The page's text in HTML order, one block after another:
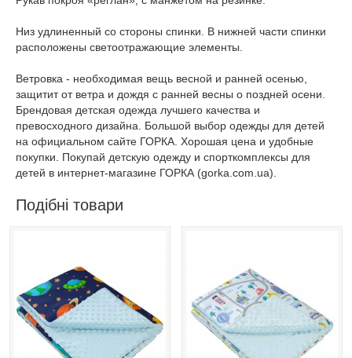
Низ удлиненный со стороны спинки. В нижней части спинки
расположены светоотражающие элементы.
Ветровка - необходимая вещь весной и ранней осенью,
защитит от ветра и дождя с ранней весны о поздней осени.
Брендовая детская одежда лучшего качества и
превосходного дизайна. Большой выбор одежды для детей
на официальном сайте ГОРКА. Хорошая цена и удобные
покупки. Покупай детскую одежду и спорткомплексы для
детей в интернет-магазине ГОРКА (gorka.com.ua).
Подібні товари